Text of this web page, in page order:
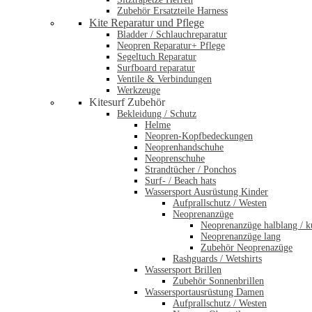
Zubehör Ersatzteile Harness
Kite Reparatur und Pflege
Bladder / Schlauchreparatur
Neopren Reparatur+ Pflege
Segeltuch Reparatur
Surfboard reparatur
Ventile & Verbindungen
Werkzeuge
Kitesurf Zubehör
Bekleidung / Schutz
Helme
Neopren-Kopfbedeckungen
Neoprenhandschuhe
Neoprenschuhe
Strandtücher / Ponchos
Surf- / Beach hats
Wassersport Ausrüstung Kinder
Aufprallschutz / Westen
Neoprenanzüge
Neoprenanzüge halblang /
Neoprenanzüge lang
Zubehör Neoprenazüge
Rashguards / Wetshirts
Wassersport Brillen
Zubehör Sonnenbrillen
Wassersportausrüstung Damen
Aufprallschutz / Westen